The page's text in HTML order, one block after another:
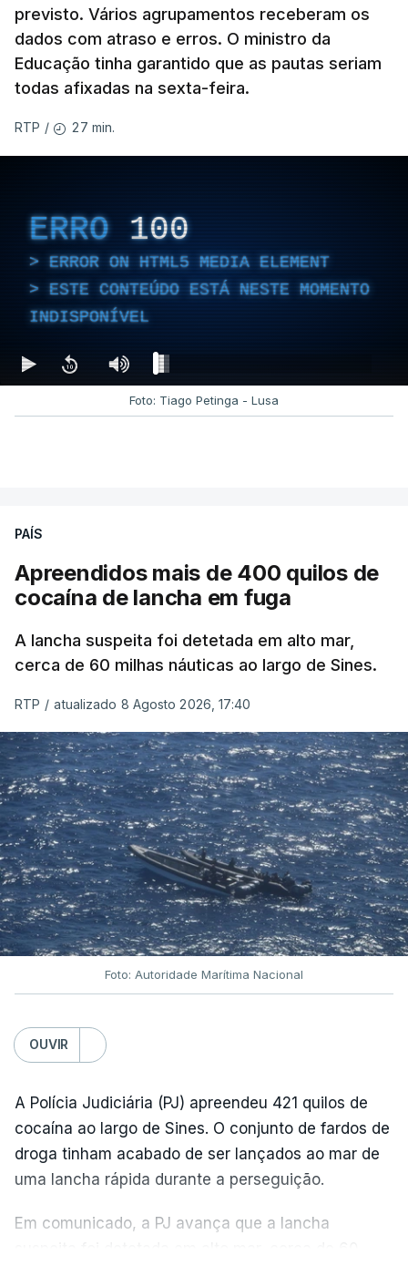
previsto. Vários agrupamentos receberam os
dados com atraso e erros. O ministro da
Educação tinha garantido que as pautas seriam
todas afixadas na sexta-feira.
RTP / 27 min.
ERRO 100
ERROR ON HTML5 MEDIA ELEMENT
ESTE CONTEÚDO ESTÁ NESTE MOMENTO
INDISPONÍVEL
Foto: Tiago Petinga - Lusa
PAÍS
Apreendidos mais de 400 quilos de
cocaína de lancha em fuga
A lancha suspeita foi detetada em alto mar,
cerca de 60 milhas náuticas ao largo de Sines.
RTP / atualizado 8 Agosto 2026, 17:40
Foto: Autoridade Marítima Nacional
OUVIR
A Polícia Judiciária (PJ) apreendeu 421 quilos de
cocaína ao largo de Sines. O conjunto de fardos de
droga tinham acabado de ser lançados ao mar de
uma lancha rápida durante a perseguição.
Em comunicado, a PJ avança que a lancha